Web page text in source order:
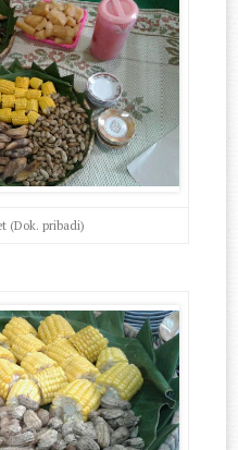
(Dok. pribadi)